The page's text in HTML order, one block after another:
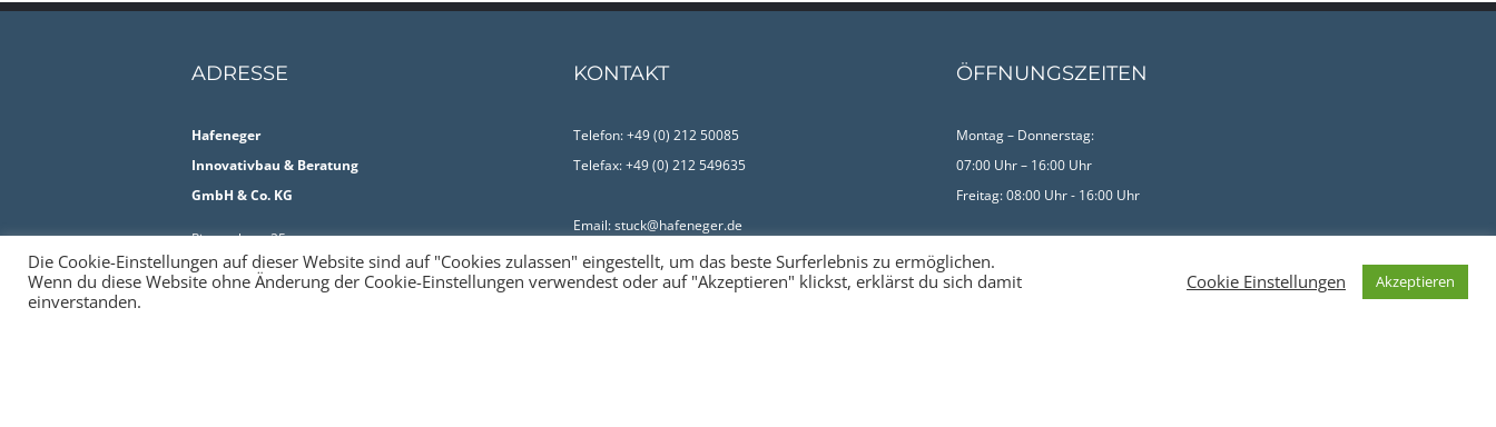
ADRESSE
Hafeneger
Innovativbau & Beratung
GmbH & Co. KG
Piepersberg 25
42653 Solingen
KONTAKT
Telefon: +49 (0) 212 50085
Telefax: +49 (0) 212 549635
Email: stuck@hafeneger.de
ÖFFNUNGSZEITEN
Montag – Donnerstag:
07:00 Uhr – 16:00 Uhr
Freitag: 08:00 Uhr - 16:00 Uhr
Impressum
Datenschutzerklärung
Die Cookie-Einstellungen auf dieser Website sind auf "Cookies zulassen" eingestellt, um das beste Surferlebnis zu ermöglichen.
Wenn du diese Website ohne Änderung der Cookie-Einstellungen verwendest oder auf "Akzeptieren" klickst, erklärst du sich damit
einverstanden.
Cookie Einstellungen Akzeptieren